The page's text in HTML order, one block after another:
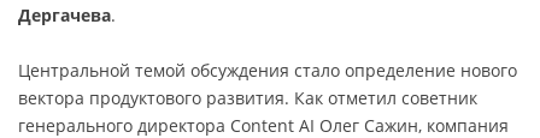
Дергачева.
Центральной темой обсуждения стало определение нового
вектора продуктового развития. Как отметил советник
генерального директора Content AI Олег Сажин, компания